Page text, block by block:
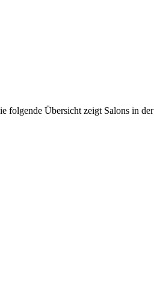
Übersicht zeigt Salons in